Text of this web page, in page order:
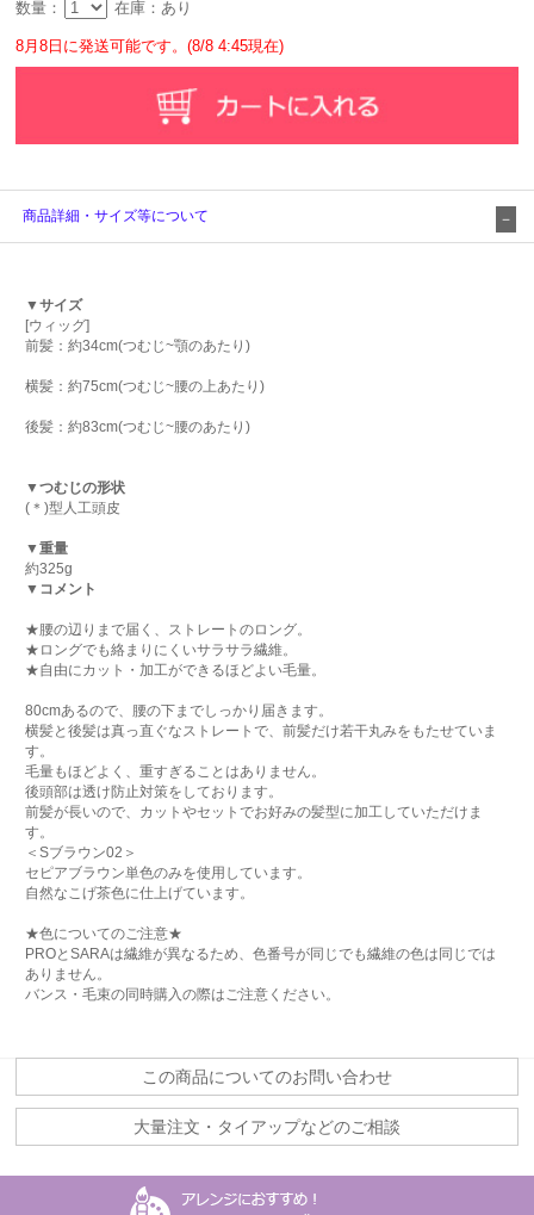
数量： 在庫：あり
8月8日に発送可能です。(8/8 4:45現在)
商品詳細・サイズ等について
▼サイズ
[ウィッグ]
前髪：約34cm(つむじ~顎のあたり)
横髪：約75cm(つむじ~腰の上あたり)
後髪：約83cm(つむじ~腰のあたり)
▼つむじの形状
(＊)型人工頭皮
▼重量
約325g
▼コメント
★腰の辺りまで届く、ストレートのロング。
★ロングでも絡まりにくいサラサラ繊維。
★自由にカット・加工ができるほどよい毛量。
80cmあるので、腰の下までしっかり届きます。
横髪と後髪は真っ直ぐなストレートで、前髪だけ若干丸みをもたせていま
す。
毛量もほどよく、重すぎることはありません。
後頭部は透け防止対策をしております。
前髪が長いので、カットやセットでお好みの髪型に加工していただけま
す。
＜Sブラウン02＞
セピアブラウン単色のみを使用しています。
自然なこげ茶色に仕上げています。
★色についてのご注意★
PROとSARAは繊維が異なるため、色番号が同じでも繊維の色は同じでは
ありません。
バンス・毛束の同時購入の際はご注意ください。
この商品についてのお問い合わせ
大量注文・タイアップなどのご相談